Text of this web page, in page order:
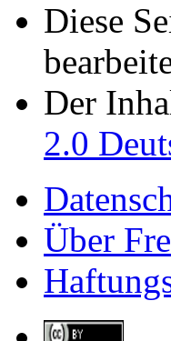
Diese
Der
2.0
Über